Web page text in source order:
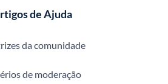
de Ajuda
da comunidade
de moderação